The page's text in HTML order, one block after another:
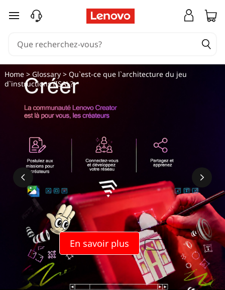
passer au contenu principal
En savoir plus
Home> Glossary> Qu`est-ce que l`architecture du jeu
d`instructions (ISA) ?